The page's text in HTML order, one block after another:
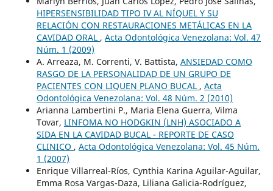
HIPERSENSIBILIDAD TIPO IV AL NÍQUEL Y SU
RELACIÓN CON RESTAURACIONES METÁLICAS EN LA
CAVIDAD ORAL , Acta Odontológica Venezolana: Vol. 47
Núm. 1 (2009)
A. Arreaza, M. Correnti, V. Battista, ANSIEDAD COMO
RASGO DE LA PERSONALIDAD DE UN GRUPO DE
PACIENTES CON LIQUEN PLANO BUCAL , Acta
Odontológica Venezolana: Vol. 48 Núm. 2 (2010)
Arianna Lambertini P., Maria Elena Guerra, Vilma
Tovar, LINFOMA NO HODGKIN (LNH) ASOCIADO A
SIDA EN LA CAVIDAD BUCAL - REPORTE DE CASO
CLINICO , Acta Odontológica Venezolana: Vol. 45 Núm.
1 (2007)
Enrique Villarreal-Ríos, Cynthia Karina Aguilar-Aguilar,
Emma Rosa Vargas-Daza, Liliana Galicia-Rodríguez,